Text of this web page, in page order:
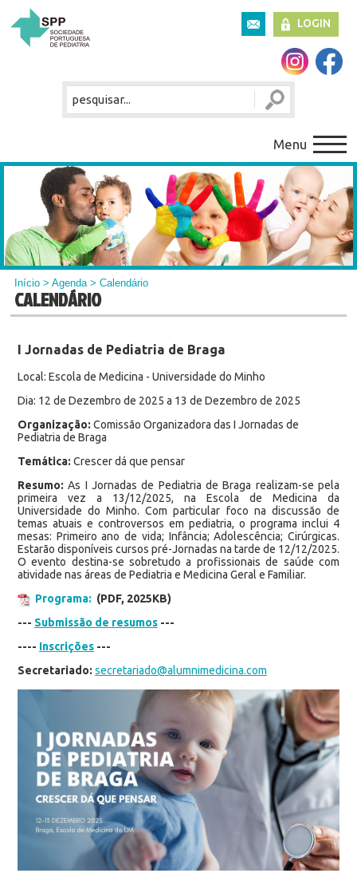
LOGIN
Menu
Início >Agenda> Calendário
CALENDÁRIO
I Jornadas de Pediatria de Braga
Local: Escola de Medicina - Universidade do Minho
Dia: 12 de Dezembro de 2025 a 13 de Dezembro de 2025
Organização: Comissão Organizadora das I Jornadas de
Pediatria de Braga
Temática: Crescer dá que pensar
Resumo: As I Jornadas de Pediatria de Braga realizam-se pela
primeira vez a 13/12/2025, na Escola de Medicina da
Universidade do Minho. Com particular foco na discussão de
temas atuais e controversos em pediatria, o programa inclui 4
mesas: Primeiro ano de vida; Infância; Adolescência; Cirúrgicas.
Estarão disponíveis cursos pré-Jornadas na tarde de 12/12/2025.
O evento destina-se sobretudo a profissionais de saúde com
atividade nas áreas de Pediatria e Medicina Geral e Familiar.
Programa: (PDF, 2025KB)
--- Submissão de resumos---
---- Inscrições---
Secretariado: secretariado@alumnimedicina.com